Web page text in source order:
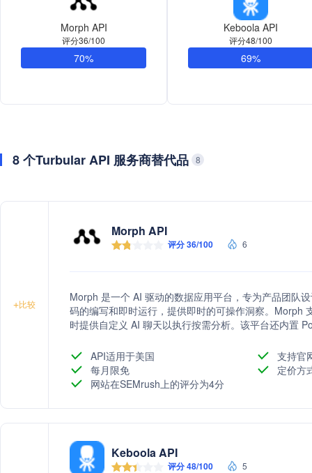
Morph API
评分36/100
70%
Keboola API
评分48/100
69%
8 个Turbular API 服务商替代品 8
+比较
Morph API
评分 36/100 6
Morph 是一个 AI 驱动的数据应用平台，专为产品团队
码的编写和即时运行，提供即时的可操作洞察。Morph
时提供自定义 AI 聊天以执行按需分析。该平台还内置
API适用于美国
支持官
每月限免
定价方
网站在SEMrush上的评分为4分
Keboola API
评分 48/100 5